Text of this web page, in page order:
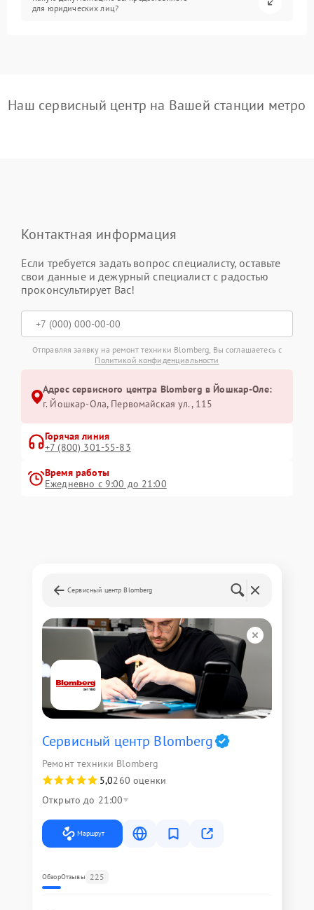
для юридических лиц?
Наш сервисный центр на Вашей станции метро
Контактная информация
Если требуется задать вопрос специалисту, оставьте
свои данные и дежурный специалист с радостью
проконсультирует Вас!
Отправляя заявку на ремонт техники Blomberg, Вы соглашаетесь с
Политикой конфиденциальности
Адрес сервисного центра Blomberg в Йошкар-Оле:
г. Йошкар-Ола, Первомайская ул., 115
Горячая линия
+7 (800) 301-55-83
Время работы
Ежедневно с 9:00 до 21:00
Сервисный центр Blomberg
Сервисный центр Blomberg
Ремонт техники Blomberg
5,0260 оценки
Открыто до 21:00
Маршрут
ОбзорОтзывы 225